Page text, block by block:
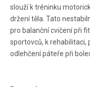
slouží k tréninku
držení těla. Tato
pro balanční cvičení při
sportovců, k rehabilitaci,
odlehčení páteře při